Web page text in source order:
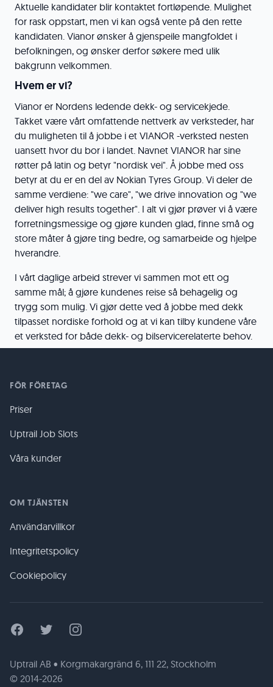
Aktuelle kandidater blir kontaktet fortløpende. Mulighet
for rask oppstart, men vi kan også vente på den rette
kandidaten. Vianor ønsker å gjenspeile mangfoldet i
befolkningen, og ønsker derfor søkere med ulik
bakgrunn velkommen.
Hvem er vi?
Vianor er Nordens ledende dekk- og servicekjede.
Takket være vårt omfattende nettverk av verksteder, har
du muligheten til å jobbe i et VIANOR -verksted nesten
uansett hvor du bor i landet. Navnet VIANOR har sine
røtter på latin og betyr "nordisk vei". Å jobbe med oss ​​
betyr at du er en del av Nokian Tyres Group. Vi deler de
samme verdiene: "we care", "we drive innovation og "we
deliver high results together". I alt vi gjør prøver vi å være
forretningsmessige og gjøre kunden glad, finne små og
store måter å gjøre ting bedre, og samarbeide og hjelpe
hverandre.
I vårt daglige arbeid strever vi sammen mot ett og
samme mål; å gjøre kundenes reise så behagelig og
trygg som mulig. Vi gjør dette ved å jobbe med dekk
tilpasset nordiske forhold og at vi kan tilby kundene våre
et verksted for både dekk- og bilservicerelaterte behov.
FÖR FÖRETAG
Priser
Uptrail Job Slots
Våra kunder
OM TJÄNSTEN
Användarvillkor
Integritetspolicy
Cookiepolicy
FacebookTwitter Instagram
Uptrail AB • Korgmakargränd 6, 111 22, Stockholm
© 2014-2026